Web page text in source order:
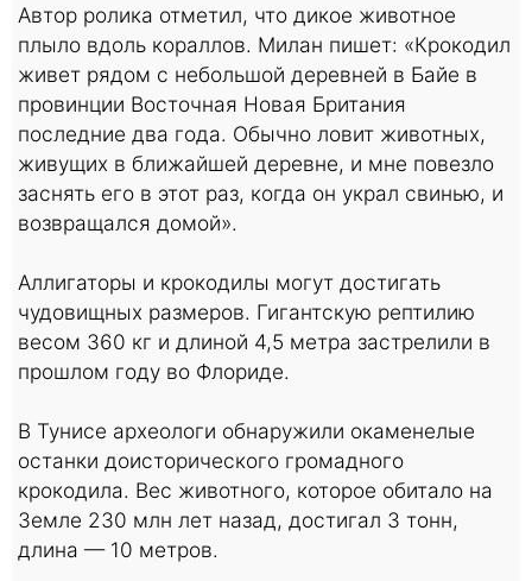
Автор ролика отметил, что дикое животное
плыло вдоль кораллов. Милан пишет: «Крокодил
живет рядом с небольшой деревней в Байе в
провинции Восточная Новая Британия
последние два года. Обычно ловит животных,
живущих в ближайшей деревне, и мне повезло
заснять его в этот раз, когда он украл свинью, и
возвращался домой».
Аллигаторы и крокодилы могут достигать
чудовищных размеров. Гигантскую рептилию
весом 360 кг и длиной 4,5 метра застрелили в
прошлом году во Флориде.
В Тунисе археологи обнаружили окаменелые
останки доисторического громадного
крокодила. Вес животного, которое обитало на
Земле 230 млн лет назад, достигал 3 тонн,
длина — 10 метров.